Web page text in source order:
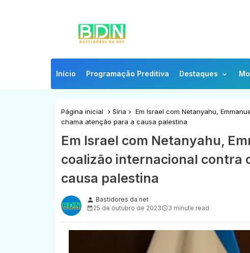
Início Programação Preditiva Destaques
Página inicial Síria
Em Israel com Netanyahu,
chama atenção para a causa palestina
Em Israel com Netanyahu,
coalizão internacional contra
causa palestina
person Bastidores da net
25 de outubro de 2023
3 minute read